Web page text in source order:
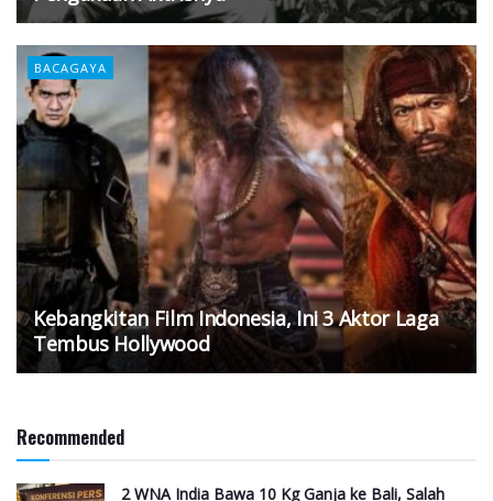
BACAGAYA
Kebangkitan Film Indonesia, Ini 3 Aktor Laga
Tembus Hollywood
Recommended
2 WNA India Bawa 10 Kg Ganja ke Bali, Salah